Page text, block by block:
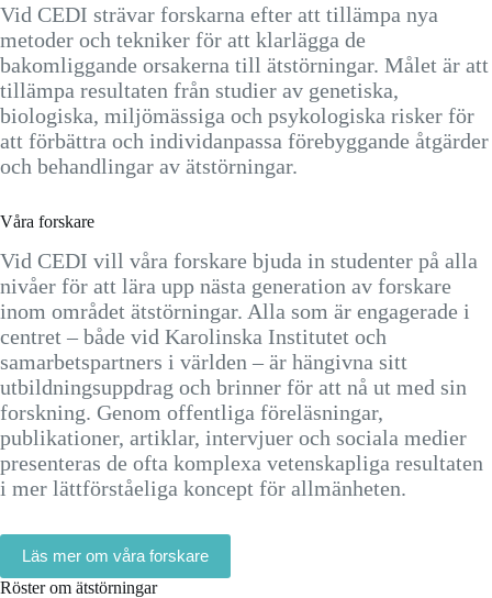
Vid CEDI strävar forskarna efter att tillämpa nya
metoder och tekniker för att klarlägga de
bakomliggande orsakerna till ätstörningar. Målet är att
tillämpa resultaten från studier av genetiska,
biologiska, miljömässiga och psykologiska risker för
att förbättra och individanpassa förebyggande åtgärder
och behandlingar av ätstörningar.
Våra forskare
Vid CEDI vill våra forskare bjuda in studenter på alla
nivåer för att lära upp nästa generation av forskare
inom området ätstörningar. Alla som är engagerade i
centret – både vid Karolinska Institutet och
samarbetspartners i världen – är hängivna sitt
utbildningsuppdrag och brinner för att nå ut med sin
forskning. Genom offentliga föreläsningar,
publikationer, artiklar, intervjuer och sociala medier
presenteras de ofta komplexa vetenskapliga resultaten
i mer lättförståeliga koncept för allmänheten.
Läs mer om våra forskare
Röster om ätstörningar